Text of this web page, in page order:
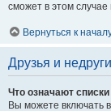
сможет в этом
Вернуться к
Друзья и недруги
Что означают
Вы можете включать